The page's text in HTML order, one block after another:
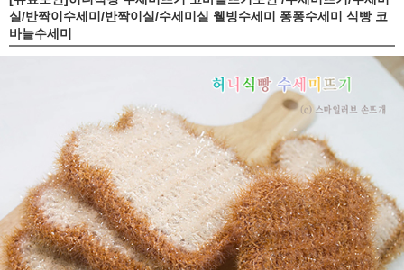
실/반짝이수세미/반짝이실/수세미실 웰빙수세미 퐁퐁수세미 식빵 코
바늘수세미